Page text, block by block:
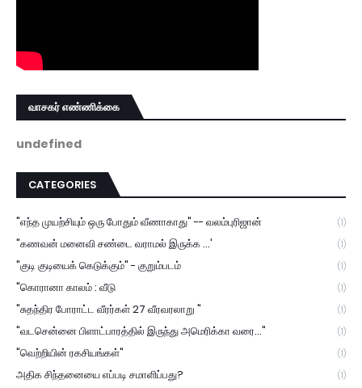
வாசகர் எண்ணிக்கை
undefined
CATEGORIES
"எந்த முயற்சியும் ஒரு போதும் வீணாகாது" -- வலம்புரிஜான் (1)
"கணவன் மனைவி சண்டை வராமல் இருக்க ...' (1)
"குடி குடியைக் கெடுக்கும்" - குறும்படம் (1)
"கொரானா காலம் : வீடு (1)
"சுதந்திர போராட்ட வீரர்கள் 27 வீரவரலாறு " (1)
"வடசென்னை பிளாட்பாரத்தில் இருந்து அமெரிக்கா வரை..." (1)
"வெற்றியின் ரகசியங்கள்" (1)
அதிக சிந்தனையை எப்படி சமாளிப்பது? (1)